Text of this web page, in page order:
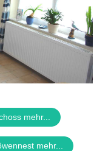
mehr...
mehr...